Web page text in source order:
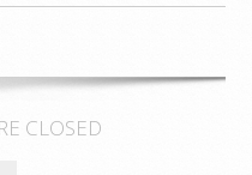
CLOSED